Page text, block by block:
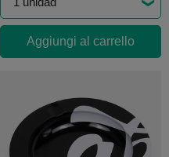
Aggiungi al carrello